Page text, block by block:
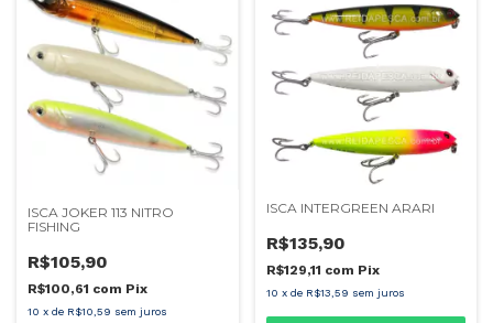
ISCA JOKER 113 NITRO
FISHING
R$105,90
R$100,61 com Pix
10 x de R$10,59 sem juros
ISCA INTERGREEN ARARI
R$135,90
R$129,11 com Pix
10 x de R$13,59 sem juros